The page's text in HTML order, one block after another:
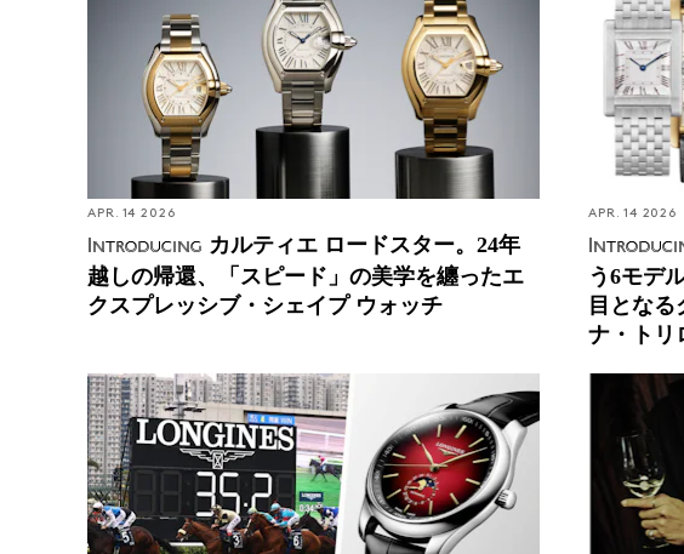
プ ウォッチ
APR. 14 2026
Introducing カルティエ ロードスター。24年
越しの帰還、「スピード」の美学を纏ったエ
クスプレッシブ・シェイプ ウォッチ
ルトンを
APR. 14 2026
う6モデ
目とな
ナ・トリ
ロンジン 香港インターナショナルレースに初潜入。
干支モデルや新アンバサダー発表で示した馬術会と
の関係
丸くない
But